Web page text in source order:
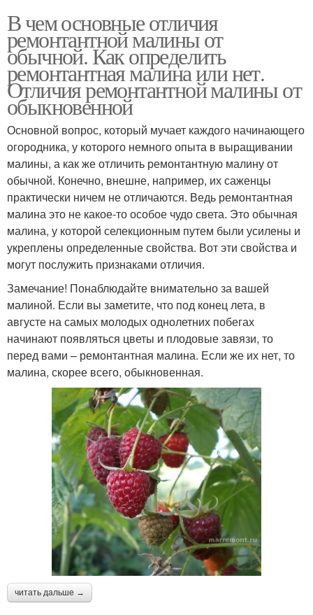
В чем основные отличия
ремонтантной малины от
обычной. Как определить
ремонтантная малина или нет.
Отличия ремонтантной малины от
обыкновенной
Основной вопрос, который мучает каждого начинающего
огородника, у которого немного опыта в выращивании
малины, а как же отличить ремонтантную малину от
обычной. Конечно, внешне, например, их саженцы
практически ничем не отличаются. Ведь ремонтантная
малина это не какое-то особое чудо света. Это обычная
малина, у которой селекционным путем были усилены и
укреплены определенные свойства. Вот эти свойства и
могут послужить признаками отличия.
Замечание! Понаблюдайте внимательно за вашей
малиной. Если вы заметите, что под конец лета, в
августе на самых молодых однолетних побегах
начинают появляться цветы и плодовые завязи, то
перед вами – ремонтантная малина. Если же их нет, то
малина, скорее всего, обыкновенная.
читать дальше →